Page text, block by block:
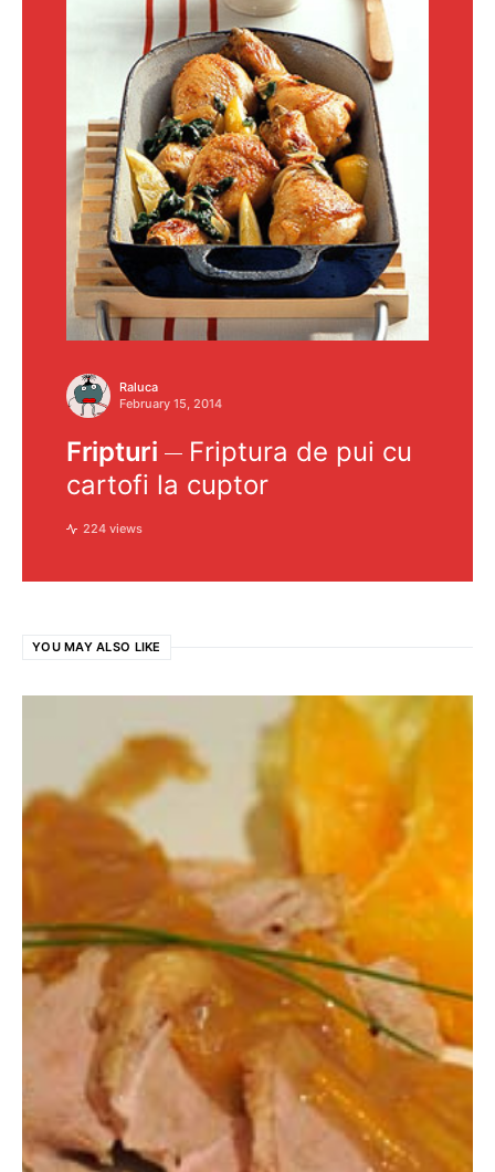
Raluca
February 15, 2014
Fripturi
Friptura de pui cu
cartofi la cuptor
224 views
YOU MAY ALSO LIKE